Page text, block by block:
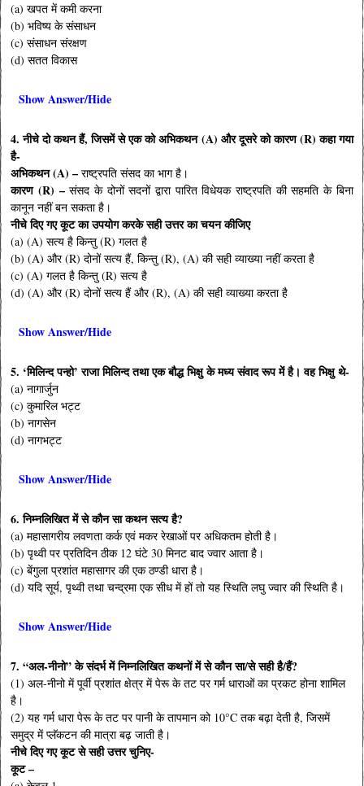
(a) खपत में कमी करना
(b) भविष्य के संसाधन
(c) संसाधन संरक्षण
(d) सतत विकास
Show Answer/Hide
4. नीचे दो कथन हैं, जिसमें से एक को अभिकथन (A) और दूसरे को कारण (R) कहा गया
है-
अभिकथन (A) – राष्ट्रपति संसद का भाग है।
कारण (R) –संसद के दोनों सदनों द्वारा पारित विधेयक राष्ट्रपति की सहमति के बिना
कानून नहीं बन सकता है।
नीचे दिए गए कूट का उपयोग करके सही उत्तर का चयन कीजिए
(a) (A) सत्य है किन्तु (R) गलत है
(b) (A) और (R) दोनों सत्य हैं, किन्तु (R), (A) की सही व्याख्या नहीं करता है
(c) (A) गलत है किन्तु (R) सत्य है
(d) (A) और (R) दोनों सत्य हैं और (R), (A) की सही व्याख्या करता है
Show Answer/Hide
5. ‘मिलिन्द पन्हो’ राजा मिलिन्द तथा एक बौद्ध भिक्षु के मध्य संवाद रूप में है। वह भिक्षु थे-
(a) नागार्जुन
(c) कुमारिल भट्ट
(b) नागसेन
(d) नागभट्ट
Show Answer/Hide
6. निम्नलिखित में से कौन सा कथन सत्य है?
(a) महासागरीय लवणता कर्क एवं मकर रेखाओं पर अधिकतम होती है।
(b) पृथ्वी पर प्रतिदिन ठीक 12 घंटे 30 मिनट बाद ज्वार आता है।
(c) बेंगुला प्रशांत महासागर की एक ठण्डी धारा है।
(d) यदि सूर्य, पृथ्वी तथा चन्द्रमा एक सीध में हों तो यह स्थिति लघु ज्वार की स्थिति है।
Show Answer/Hide
7. “अल-नीनो” के संदर्भ में निम्नलिखित कथनों में से कौन सा/से सही है/हैं?
(1) अल-नीनो में पूर्वी प्रशांत क्षेत्र में पेरू के तट पर गर्म धाराओं का प्रकट होना शामिल
है।
(2) यह गर्म धारा पेरू के तट पर पानी के तापमान को 10°C तक बढ़ा देती है, जिसमें
समुद्र में प्लॅकटन की मात्रा बढ़ जाती है।
नीचे दिए गए कूट से सही उत्तर चुनिए-
कूट –